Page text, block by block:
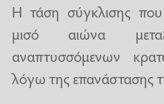
Η τάση σύγκλισης που
μισό αιώνα
αναπτυσσόμενων
λόγω της επανάστασης